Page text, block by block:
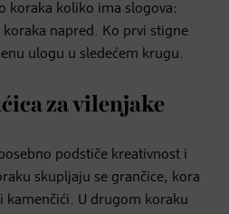
koraka koliko ima slogova:
koraka napred. Ko prvi stigne
ulogu u sledećem krugu.
za vilenjake
podstiče kreativnost i
skupljaju se grančice, kora
kamenčići. U drugom koraku